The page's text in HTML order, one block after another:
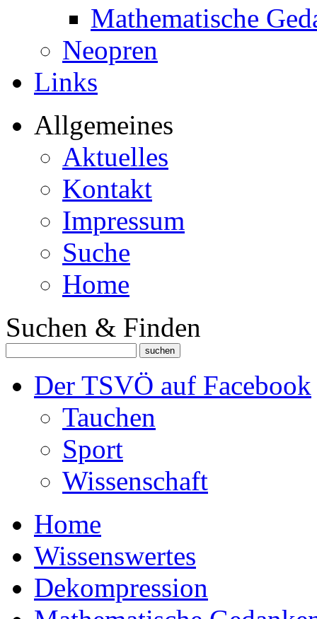
Mathematische
Neopren
Links
Allgemeines
Aktuelles
Kontakt
Impressum
Suche
Home
Suchen & Finden
Der TSVÖ auf Facebook
Tauchen
Sport
Wissenschaft
Home
Wissenswertes
Dekompression